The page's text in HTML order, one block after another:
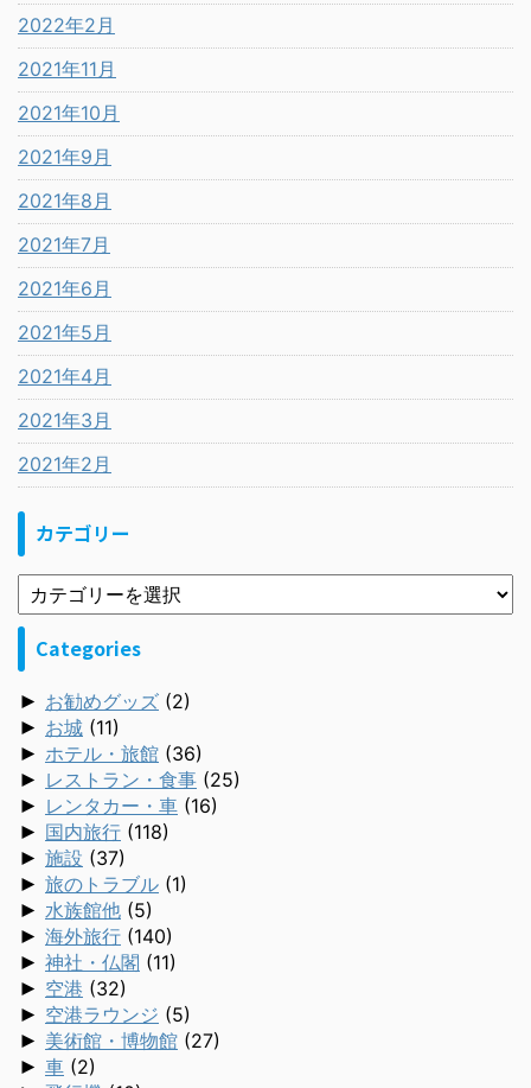
2022年2月
2021年11月
2021年10月
2021年9月
2021年8月
2021年7月
2021年6月
2021年5月
2021年4月
2021年3月
2021年2月
カテゴリー
Categories
► お勧めグッズ (2)
► お城 (11)
► ホテル・旅館 (36)
► レストラン・食事 (25)
► レンタカー・車 (16)
► 国内旅行 (118)
► 施設 (37)
► 旅のトラブル (1)
► 水族館他 (5)
► 海外旅行 (140)
► 神社・仏閣 (11)
► 空港 (32)
► 空港ラウンジ (5)
► 美術館・博物館 (27)
► 車 (2)